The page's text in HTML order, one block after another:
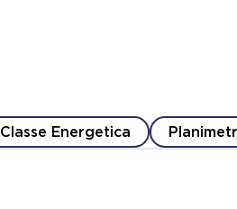
Classe Energetica